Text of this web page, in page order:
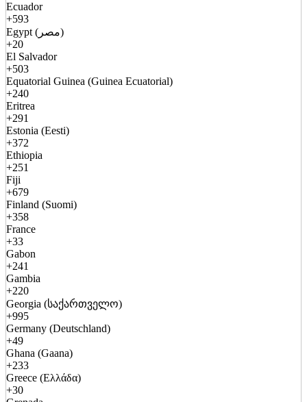
Ecuador
+593
Egypt (مصر)
+20
El Salvador
+503
Equatorial Guinea (Guinea Ecuatorial)
+240
Eritrea
+291
Estonia (Eesti)
+372
Ethiopia
+251
Fiji
+679
Finland (Suomi)
+358
France
+33
Gabon
+241
Gambia
+220
Georgia (საქართველო)
+995
Germany (Deutschland)
+49
Ghana (Gaana)
+233
Greece (Ελλάδα)
+30